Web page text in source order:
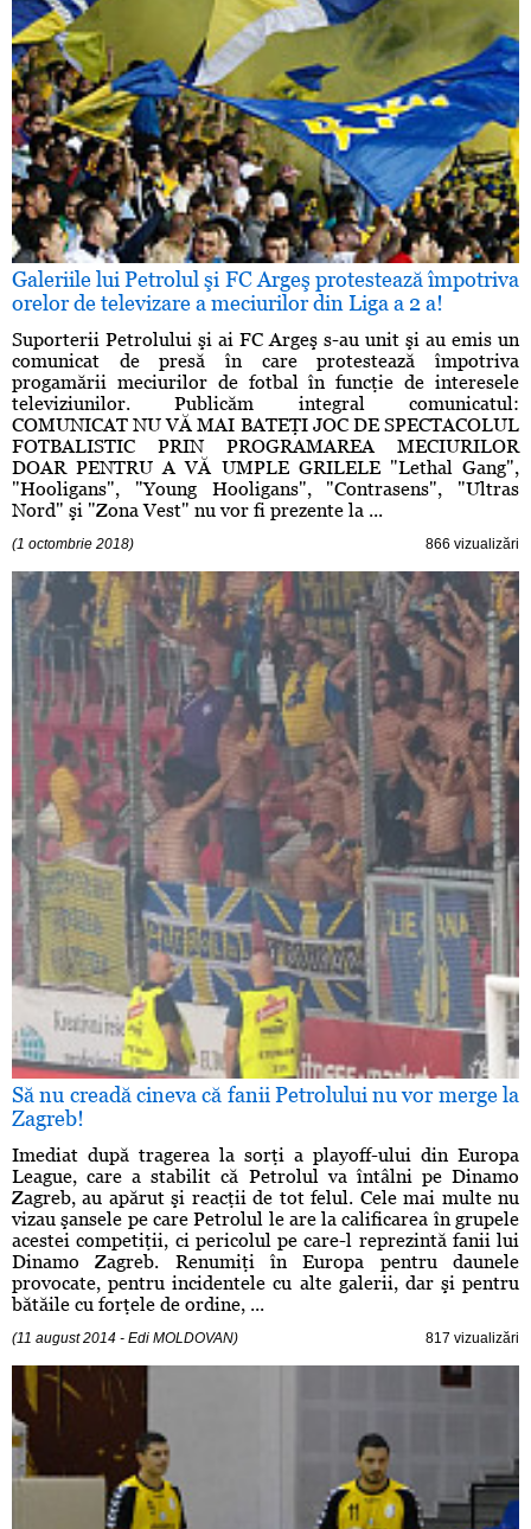
Galeriile lui Petrolul şi FC Argeş protestează împotriva
orelor de televizare a meciurilor din Liga a 2 a!
Suporterii Petrolului şi ai FC Argeş s-au unit şi au emis un
comunicat de presă în care protestează împotriva
progamării meciurilor de fotbal în funcţie de interesele
televiziunilor. Publicăm integral comunicatul:
COMUNICAT NU VĂ MAI BATEŢI JOC DE SPECTACOLUL
FOTBALISTIC PRIN PROGRAMAREA MECIURILOR
DOAR PENTRU A VĂ UMPLE GRILELE "Lethal Gang",
"Hooligans", "Young Hooligans", "Contrasens", "Ultras
Nord" şi "Zona Vest" nu vor fi prezente la ...
(1 octombrie 2018) 866 vizualizări
Să nu creadă cineva că fanii Petrolului nu vor merge la
Zagreb!
Imediat după tragerea la sorţi a playoff-ului din Europa
League, care a stabilit că Petrolul va întâlni pe Dinamo
Zagreb, au apărut şi reacţii de tot felul. Cele mai multe nu
vizau şansele pe care Petrolul le are la calificarea în grupele
acestei competiţii, ci pericolul pe care-l reprezintă fanii lui
Dinamo Zagreb. Renumiţi în Europa pentru daunele
provocate, pentru incidentele cu alte galerii, dar şi pentru
bătăile cu forţele de ordine, ...
(11 august 2014 - Edi MOLDOVAN) 817 vizualizări